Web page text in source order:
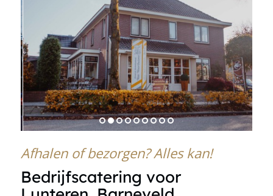
1 2 3 6789
Afhalen of bezorgen? Alles kan!
Bedrijfscatering voor